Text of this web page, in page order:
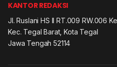
KANTOR REDAKSI
Jl. Ruslani HS II RT.009 RW.006
Kec. Tegal Barat, Kota Tegal
Jawa Tengah 52114